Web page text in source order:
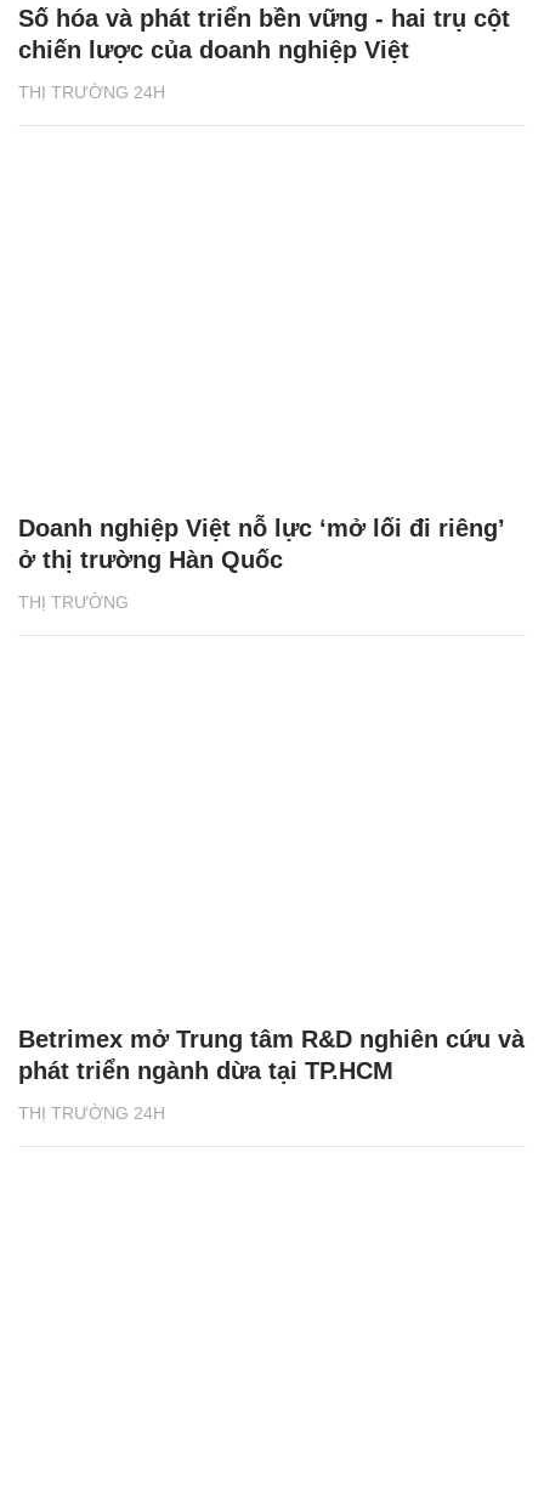
THỊ TRƯỜNG 24H
Số hóa và phát triển bền vững - hai trụ cột
chiến lược của doanh nghiệp Việt
THỊ TRƯỜNG
Doanh nghiệp Việt nỗ lực ‘mở lối đi riêng’
ở thị trường Hàn Quốc
THỊ TRƯỜNG 24H
Betrimex mở Trung tâm R&D nghiên cứu và
phát triển ngành dừa tại TP.HCM